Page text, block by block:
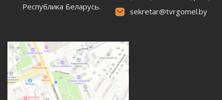
Республика Беларусь.
sekretar@tvrgomel.by